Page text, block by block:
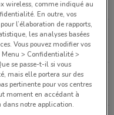
perret
wireless, comme indiqué au
En outre, vos
l’élaboration de rapports,
les analyses basées
Vous pouvez modifier vos
> Confidentialité >
se passe-t-il si vous
mais elle portera sur des
pertinente pour vos centres
moment en accédant à
notre application.